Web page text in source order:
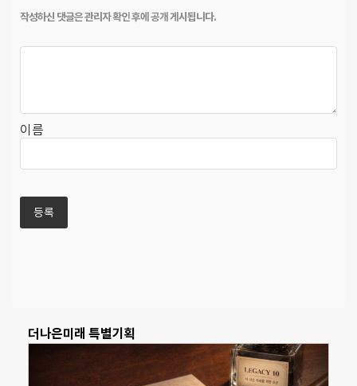
이름
더나은미래 특별기획